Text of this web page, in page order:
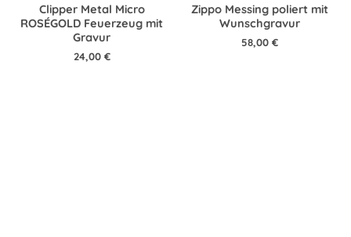
Clipper Metal Micro
ROSÉGOLD Feuerzeug mit
Gravur
24,00 €
Zippo Messing poliert mit
Wunschgravur
58,00 €